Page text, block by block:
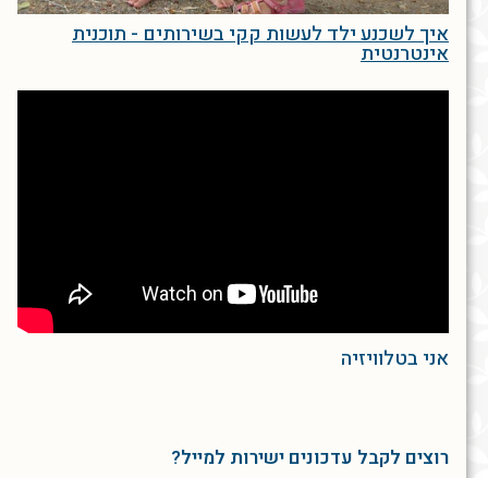
איך לשכנע ילד לעשות קקי בשירותים - תוכנית
אינטרנטית
אני בטלוויזיה
רוצים לקבל עדכונים ישירות למייל?